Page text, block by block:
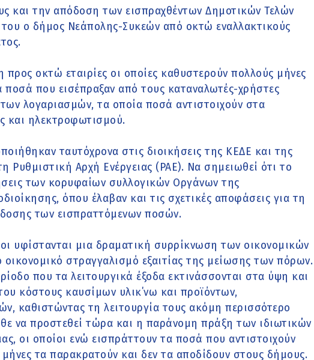
και την απόδοση των εισπραχθέντων Δημοτικών Τελών
του ο δήμος Νεάπολης-Συκεών από οκτώ εναλλακτικούς
οκτώ εταιρίες οι οποίες καθυστερούν πολλούς μήνες
που εισέπραξαν από τους καταναλωτές-χρήστες
λογαριασμών, τα οποία ποσά αντιστοιχούν στα
και ηλεκτροφωτισμού.
ταυτόχρονα στις διοικήσεις της ΚΕΔΕ και της
Ρυθμιστική Αρχή Ενέργειας (ΡΑΕ). Να σημειωθεί ότι το
των κορυφαίων συλλογικών Οργάνων της
όπου έλαβαν και τις σχετικές αποφάσεις για τη
των εισπραττόμενων ποσών.
υφίστανται μια δραματική συρρίκνωση των οικονομικών
στραγγαλισμό εξαιτίας της μείωσης των πόρων.
που τα λειτουργικά έξοδα εκτινάσσονται στα ύψη και
κόστους καυσίμων υλικ΄νω και προϊόντων,
καθιστώντας τη λειτουργία τους ακόμη περισσότερο
να προστεθεί τώρα και η παράνομη πράξη των ιδιωτικών
οι οποίοι ενώ εισπράττουν τα ποσά που αντιστοιχούν
τα παρακρατούν και δεν τα αποδίδουν στους δήμους.